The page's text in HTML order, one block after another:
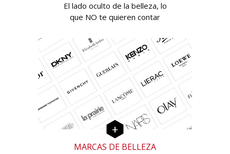
El lado oculto de la belleza, lo
que NO te quieren contar
MARCAS DE BELLEZA